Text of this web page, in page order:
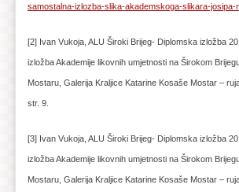
samostalna-izlozba-slika-akademskoga-slikara-josipa-
[2] Ivan Vukoja, ALU Široki Brijeg- Diplomska izložba
izložba Akademije likovnih umjetnosti na Širokom
Mostaru, Galerija Kraljice Katarine Kosaše Mostar –
str. 9.
[3] Ivan Vukoja, ALU Široki Brijeg- Diplomska izložba
izložba Akademije likovnih umjetnosti na Širokom
Mostaru, Galerija Kraljice Katarine Kosaše Mostar –